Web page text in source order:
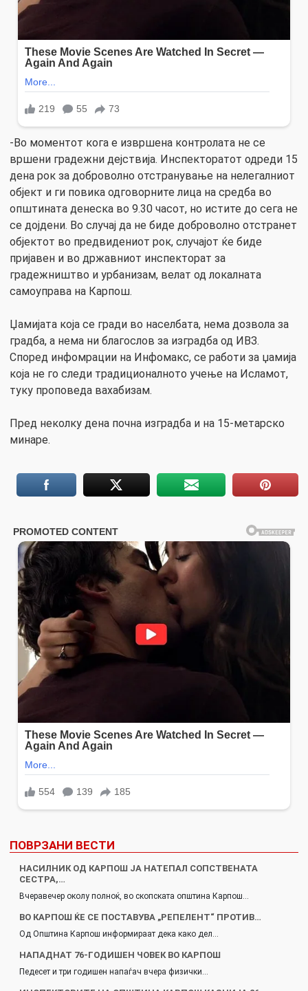
-Во моментот кога е извршена контролата не се
вршени градежни дејствија. Инспекторатот одреди 15
дена рок за доброволно отстранување на нелегалниот
објект и ги повика одговорните лица на средба во
општината денеска во 9.30 часот, но истите до сега не
се дојдени. Во случај да не биде доброволно отстранет
објектот во предвидениот рок, случајот ќе биде
пријавен и во државниот инспекторат за
градежништво и урбанизам, велат од локалната
самоуправа на Карпош.
Џамијата која се гради во населбата, нема дозвола за
градба, а нема ни благослов за изградба од ИВЗ.
Според инфомрации на Инфомакс, се работи за џамија
која не го следи традиционалното учење на Исламот,
туку проповеда вахабизам.
Пред неколку дена почна изградба и на 15-метарско
минаре.
ПОВРЗАНИ ВЕСТИ
НАСИЛНИК ОД КАРПОШ ЈА НАТЕПАЛ СОПСТВЕНАТА
СЕСТРА,…
Вчеравечер околу полноќ, во скопската општина Карпош…
ВО КАРПОШ ЌЕ СЕ ПОСТАВУВА „РЕПЕЛЕНТ“ ПРОТИВ…
Од Општина Карпош информираат дека како дел…
НАПАДНАТ 76-ГОДИШЕН ЧОВЕК ВО КАРПОШ
Педесет и три годишен напаѓач вчера физички…